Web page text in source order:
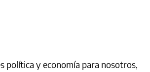
política y economía para nosotros,